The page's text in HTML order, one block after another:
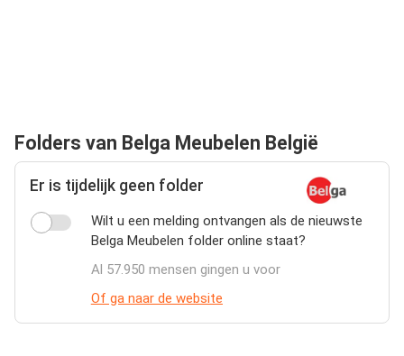
Folders van Belga Meubelen België
Er is tijdelijk geen folder
Wilt u een melding ontvangen als de nieuwste
Belga Meubelen folder online staat?
Al 57.950 mensen gingen u voor
Of ga naar de website